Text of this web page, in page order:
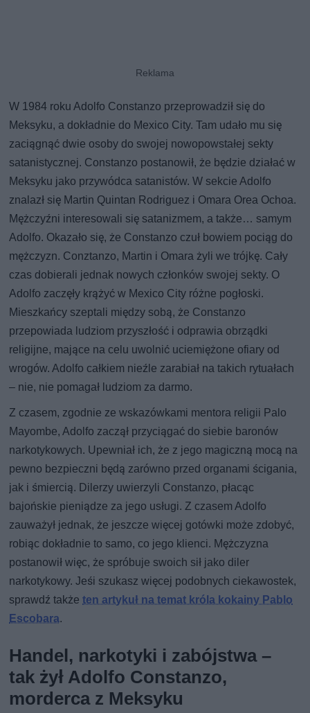
W 1984 roku Adolfo Constanzo przeprowadził się do
Meksyku, a dokładnie do Mexico City. Tam udało mu się
zaciągnąć dwie osoby do swojej nowopowstałej sekty
satanistycznej. Constanzo postanowił, że będzie działać w
Meksyku jako przywódca satanistów. W sekcie Adolfo
znalazł się Martin Quintan Rodriguez i Omara Orea Ochoa.
Mężczyźni interesowali się satanizmem, a także… samym
Adolfo. Okazało się, że Constanzo czuł bowiem pociąg do
mężczyzn. Conztanzo, Martin i Omara żyli we trójkę. Cały
czas dobierali jednak nowych członków swojej sekty. O
Adolfo zaczęły krążyć w Mexico City różne pogłoski.
Mieszkańcy szeptali między sobą, że Constanzo
przepowiada ludziom przyszłość i odprawia obrządki
religijne, mające na celu uwolnić uciemiężone ofiary od
wrogów. Adolfo całkiem nieźle zarabiał na takich rytuałach
– nie, nie pomagał ludziom za darmo.
Z czasem, zgodnie ze wskazówkami mentora religii Palo
Mayombe, Adolfo zaczął przyciągać do siebie baronów
narkotykowych. Upewniał ich, że z jego magiczną mocą na
pewno bezpieczni będą zarówno przed organami ścigania,
jak i śmiercią. Dilerzy uwierzyli Constanzo, płacąc
bajońskie pieniądze za jego usługi. Z czasem Adolfo
zauważył jednak, że jeszcze więcej gotówki może zdobyć,
robiąc dokładnie to samo, co jego klienci. Mężczyzna
postanowił więc, że spróbuje swoich sił jako diler
narkotykowy. Jeśi szukasz więcej podobnych ciekawostek,
sprawdź takżeten artykuł na temat króla kokainy Pablo
Escobara.
Handel, narkotyki i zabójstwa –
tak żył Adolfo Constanzo,
morderca z Meksyku